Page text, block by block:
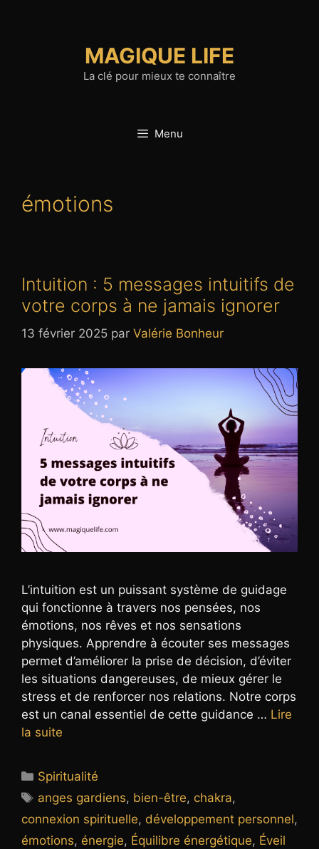
MAGIQUE LIFE
La clé pour mieux te connaître
Menu
émotions
Intuition : 5 messages intuitifs de
votre corps à ne jamais ignorer
13 février 2025 par Valérie Bonheur
L’intuition est un puissant système de guidage
qui fonctionne à travers nos pensées, nos
émotions, nos rêves et nos sensations
physiques. Apprendre à écouter ses messages
permet d’améliorer la prise de décision, d’éviter
les situations dangereuses, de mieux gérer le
stress et de renforcer nos relations. Notre corps
est un canal essentiel de cette guidance … Lire
la suite
Catégories
Spiritualité
Étiquettes
anges gardiens, bien-être, chakra,
connexion spirituelle, développement personnel,
émotions, énergie, Équilibre énergétique, Éveil